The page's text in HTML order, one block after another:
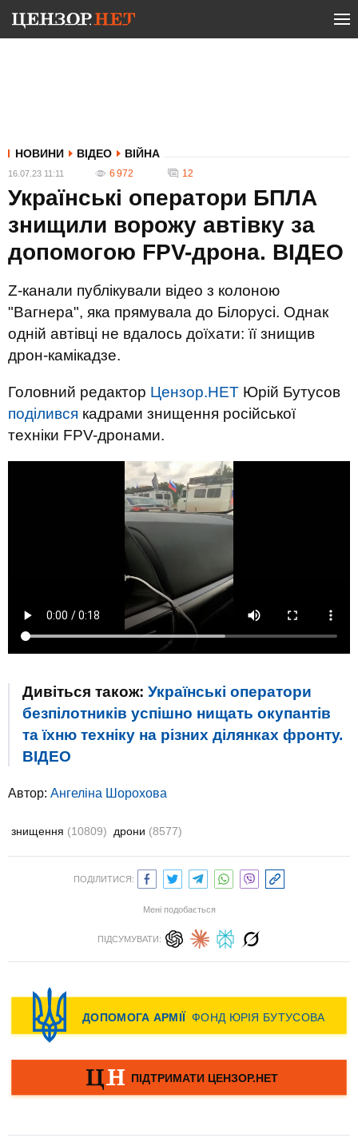
НОВИНИ ВІДЕО ВІЙНА
16.07.23 11:11 6 972 12
Українські оператори БПЛА
знищили ворожу автівку за
допомогою FPV-дрона. ВIДЕО
Z-канали публікували відео з колоною
"Вагнера", яка прямувала до Білорусі. Однак
одній автівці не вдалось доїхати: її знищив
дрон-камікадзе.
Головний редактор Цензор.НЕТ Юрій Бутусов
поділився кадрами знищення російської
техніки FPV-дронами.
Дивіться також: Українські оператори
безпілотників успішно нищать окупантів
та їхню техніку на різних ділянках фронту.
ВIДЕО
Автор: Ангеліна Шорохова
знищення (10809) дрони (8577)
ПОДІЛИТИСЯ:
Мені подобається
ПІДСУМУВАТИ: